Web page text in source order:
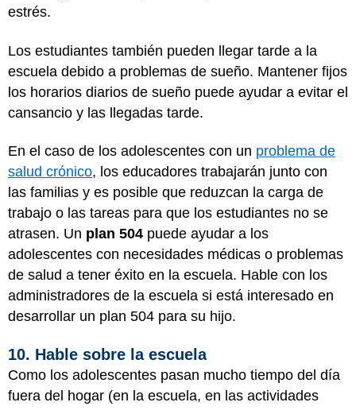
estrés.
Los estudiantes también pueden llegar tarde a la
escuela debido a problemas de sueño. Mantener fijos
los horarios diarios de sueño puede ayudar a evitar el
cansancio y las llegadas tarde.
En el caso de los adolescentes con un problema de
salud crónico, los educadores trabajarán junto con
las familias y es posible que reduzcan la carga de
trabajo o las tareas para que los estudiantes no se
atrasen. Un plan 504 puede ayudar a los
adolescentes con necesidades médicas o problemas
de salud a tener éxito en la escuela. Hable con los
administradores de la escuela si está interesado en
desarrollar un plan 504 para su hijo.
10. Hable sobre la escuela
Como los adolescentes pasan mucho tiempo del día
fuera del hogar (en la escuela, en las actividades